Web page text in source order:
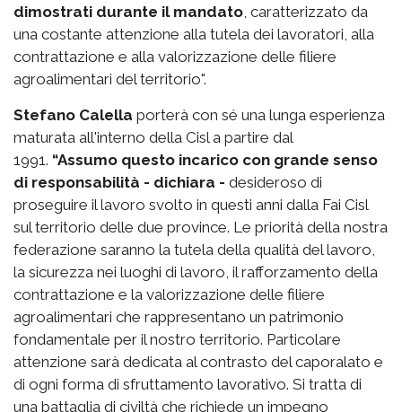
dimostrati durante il mandato, caratterizzato da
una costante attenzione alla tutela dei lavoratori, alla
contrattazione e alla valorizzazione delle filiere
agroalimentari del territorio".
Stefano Calella porterà con sé una lunga esperienza
maturata all'interno della Cisl a partire dal
1991. “Assumo questo incarico con grande senso
di responsabilità - dichiara - desideroso di
proseguire il lavoro svolto in questi anni dalla Fai Cisl
sul territorio delle due province. Le priorità della nostra
federazione saranno la tutela della qualità del lavoro,
la sicurezza nei luoghi di lavoro, il rafforzamento della
contrattazione e la valorizzazione delle filiere
agroalimentari che rappresentano un patrimonio
fondamentale per il nostro territorio. Particolare
attenzione sarà dedicata al contrasto del caporalato e
di ogni forma di sfruttamento lavorativo. Si tratta di
una battaglia di civiltà che richiede un impegno